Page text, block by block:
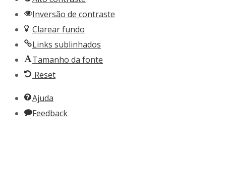
Inversão de contraste
Clarear fundo
Links sublinhados
Tamanho da fonte
Reset
Ajuda
Feedback